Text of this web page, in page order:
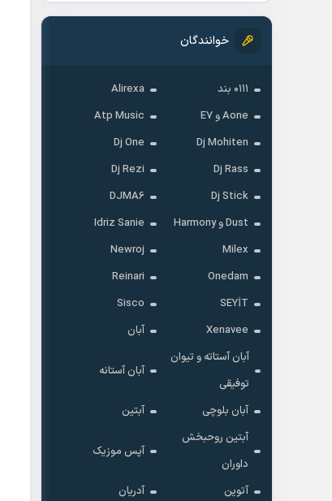
خوانندگان
۰۱۱۱ بند
Alirexa
Aone و E7
Atp Music
Dj Mohiten
Dj One
Dj Rass
Dj Rezi
Dj Stick
DJMA6
Dust و Harmony
Idriz Sanie
Milex
Newroj
Onedam
Reinari
SEYİT
Sisco
Xenavee
آبان
آبان آستاته و تیوان
توفیقی
آبان آستانه
آبان بلوچی
آبتین
آبتین روحبخش
داوران
آپس موزیک
آتوین
آدریان